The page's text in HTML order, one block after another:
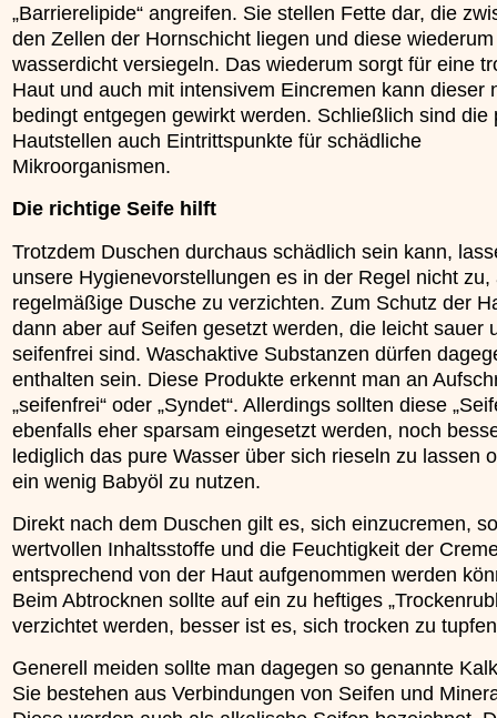
„Barrierelipide“ angreifen. Sie stellen Fette dar, die
den Zellen der Hornschicht liegen und diese wiederum
wasserdicht versiegeln. Das wiederum sorgt für eine
Haut und auch mit intensivem Eincremen kann dieser
bedingt entgegen gewirkt werden. Schließlich sind die
Hautstellen auch Eintrittspunkte für schädliche
Mikroorganismen.
Die richtige Seife hilft
Trotzdem Duschen durchaus schädlich sein kann,
unsere Hygienevorstellungen es in der Regel nicht zu,
regelmäßige Dusche zu verzichten. Zum Schutz der
dann aber auf Seifen gesetzt werden, die leicht sauer
seifenfrei sind. Waschaktive Substanzen dürfen
enthalten sein. Diese Produkte erkennt man an
„seifenfrei“ oder „Syndet“. Allerdings sollten diese
ebenfalls eher sparsam eingesetzt werden, noch
lediglich das pure Wasser über sich rieseln zu lassen
ein wenig Babyöl zu nutzen.
Direkt nach dem Duschen gilt es, sich einzucremen,
wertvollen Inhaltsstoffe und die Feuchtigkeit der
entsprechend von der Haut aufgenommen werden
Beim Abtrocknen sollte auf ein zu heftiges
verzichtet werden, besser ist es, sich trocken zu
Generell meiden sollte man dagegen so genannte
Sie bestehen aus Verbindungen von Seifen und